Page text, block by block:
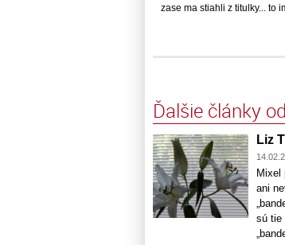
zase ma stiahli z titulky... to
Ďalšie články
Liz
Mixel
ani
sú tie